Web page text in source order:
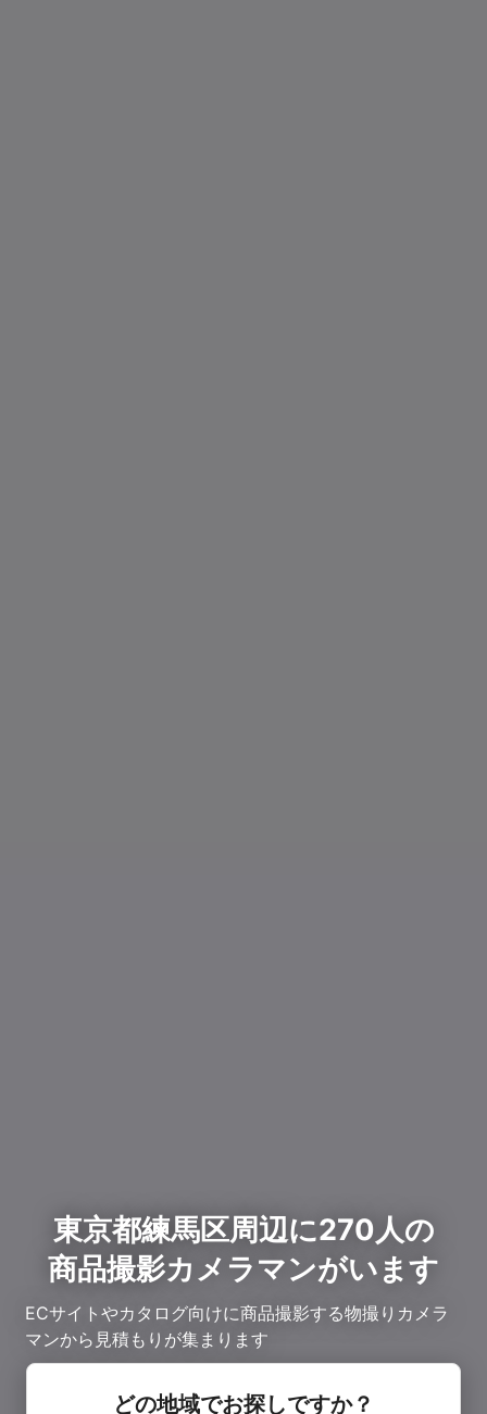
東京都練馬区周辺に270人の
商品撮影カメラマンがいます
ECサイトやカタログ向けに商品撮影する物撮りカメラ
マンから見積もりが集まります
どの地域でお探しですか？